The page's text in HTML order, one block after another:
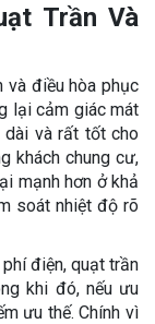
Trần Và
và điều hòa phục
lại cảm giác mát
dài và rất tốt cho
khách chung cư,
mạnh hơn ở khả
soát nhiệt độ rõ
điện, quạt trần
khi đó, nếu ưu
ưu thế. Chính vì